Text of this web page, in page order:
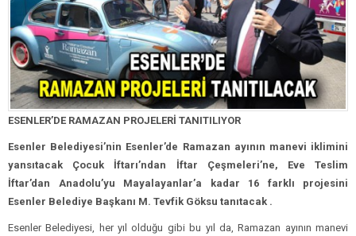
Sağlık & Yaşam
Kültür & Sanat
EĞİTİM
Müzik & Magazin
ESENLER’DE RAMAZAN PROJELERİ TANITILIYOR
Esenler Belediyesi’nin Esenler’de Ramazan ayının manevi iklimini
yansıtacak Çocuk İftarı’ndan İftar Çeşmeleri’ne, Eve Teslim
İftar’dan Anadolu’yu Mayalayanlar’a kadar 16 farklı projesini
Esenler Belediye Başkanı M. Tevfik Göksu tanıtacak .
Esenler Belediyesi, her yıl olduğu gibi bu yıl da, Ramazan ayının manevi